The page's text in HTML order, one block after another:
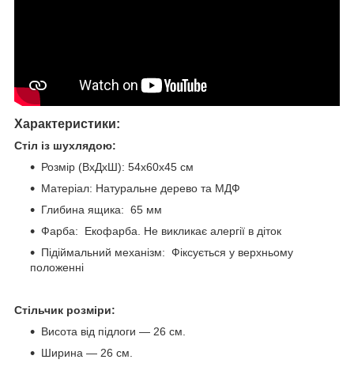
Характеристики:
Стіл із шухлядою:
Розмір (ВхДхШ): 54х60х45 см
Матеріал: Натуральне дерево та МДФ
Глибина ящика: 65 мм
Фарба: Екофарба. Не викликає алергії в діток
Підіймальний механізм: Фіксується у верхньому
положенні
Стільчик розміри:
Висота від підлоги — 26 см.
Ширина — 26 см.